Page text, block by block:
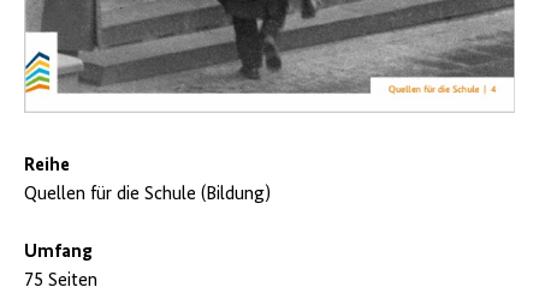
Reihe
Quellen für die Schule (Bildung)
Umfang
75 Seiten